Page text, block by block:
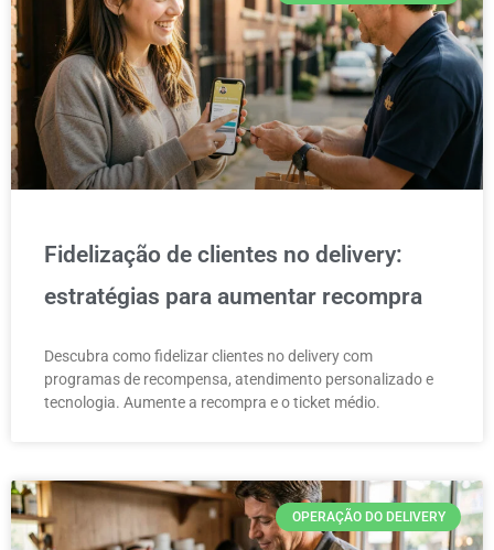
Fidelização de clientes no delivery:
estratégias para aumentar recompra
Descubra como fidelizar clientes no delivery com
programas de recompensa, atendimento personalizado e
tecnologia. Aumente a recompra e o ticket médio.
OPERAÇÃO DO DELIVERY